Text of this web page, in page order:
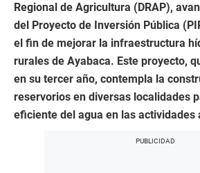
Regional de Agricultura (DRAP),
del Proyecto de Inversión Pública
el fin de mejorar la infraestructura
rurales de Ayabaca. Este proyecto,
en su tercer año, contempla la
reservorios en diversas localidades
eficiente del agua en las actividades